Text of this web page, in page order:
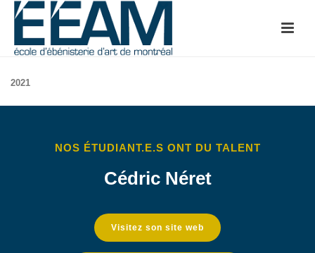
2021
NOS ÉTUDIANT.E.S ONT DU TALENT
Cédric Néret
Visitez son site web